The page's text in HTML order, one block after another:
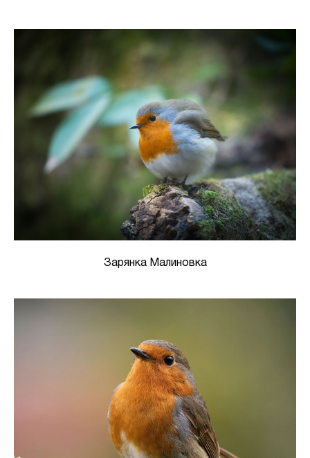
Зарянка Малиновка